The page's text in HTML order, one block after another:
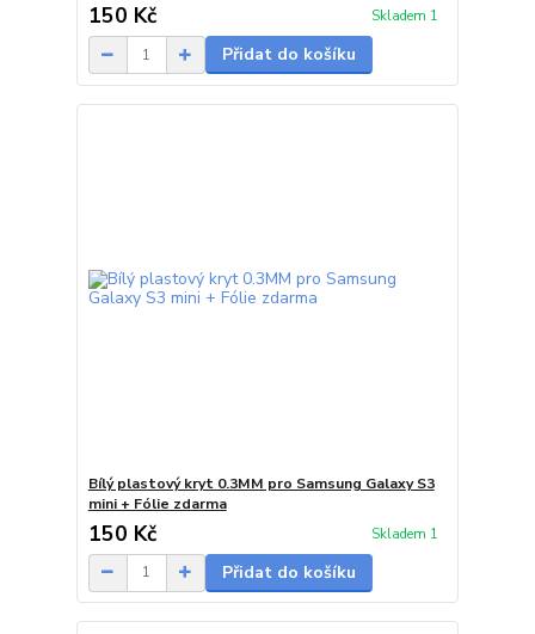
150 Kč Skladem 1
Přidat do košíku
Bílý plastový kryt 0.3MM pro Samsung Galaxy S3
mini + Fólie zdarma
150 Kč Skladem 1
Přidat do košíku